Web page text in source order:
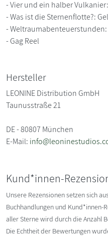
- Vier und ein halber
- Was ist die Sternenflotte?:
-
- Gag Reel
Hersteller
LEONINE Distribution GmbH
Taunusstraße 21
DE - 80807 München
E-Mail:
Kund*innen-
Unsere Rezensionen setzen sich
Buchhandlungen und Kund*innen-
aller Sterne wird durch die Anzahl
Die Echtheit der Bewertungen